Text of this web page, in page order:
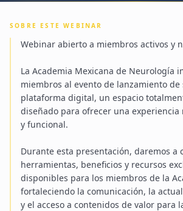
SOBRE ESTE WEBINAR
Webinar abierto a miembros activos y
La Academia Mexicana de Neurología
miembros al evento de lanzamiento de
plataforma digital, un espacio
diseñado para ofrecer una experiencia
y funcional.
Durante esta presentación, daremos a
herramientas, beneficios y recursos
disponibles para los miembros de la
fortaleciendo la comunicación, la
y el acceso a contenidos de valor para